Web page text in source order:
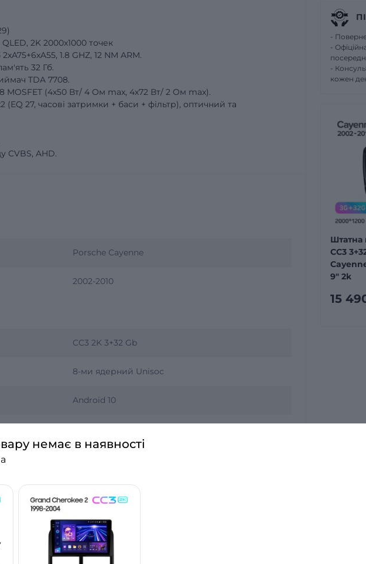
2K 2000x1000 точек
1.8 GHZ, 12 NM ARM.
32 Гб.
TDA 7708.
MOSFET (4х50 Вт/ 4 Oм max, 4х72 Вт/ 2 Oм max).
27, часові затримки + баси + фільтр), оптичний та
CVBS, AHD.
Porsche Cayenne
2002-2010
CC3 2K 3+32 Gb
8-ми ядерний Unisoc
Android 10
QLED
-
-
-
кожен
Штатна
CC3
9" 2k
15
немає в наявності